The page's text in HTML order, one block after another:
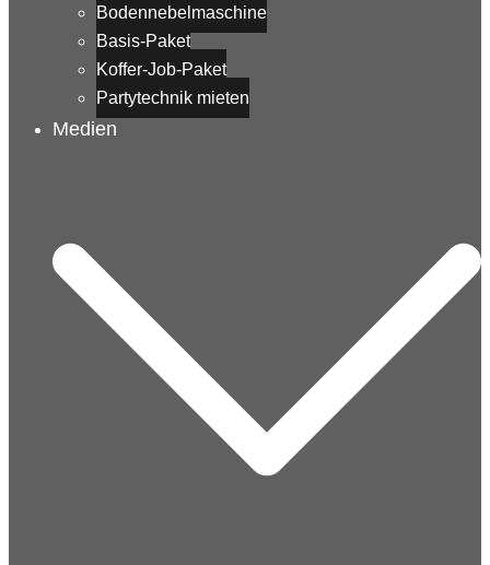
Bodennebelmaschine
Basis-Paket
Koffer-Job-Paket
Partytechnik mieten
Medien